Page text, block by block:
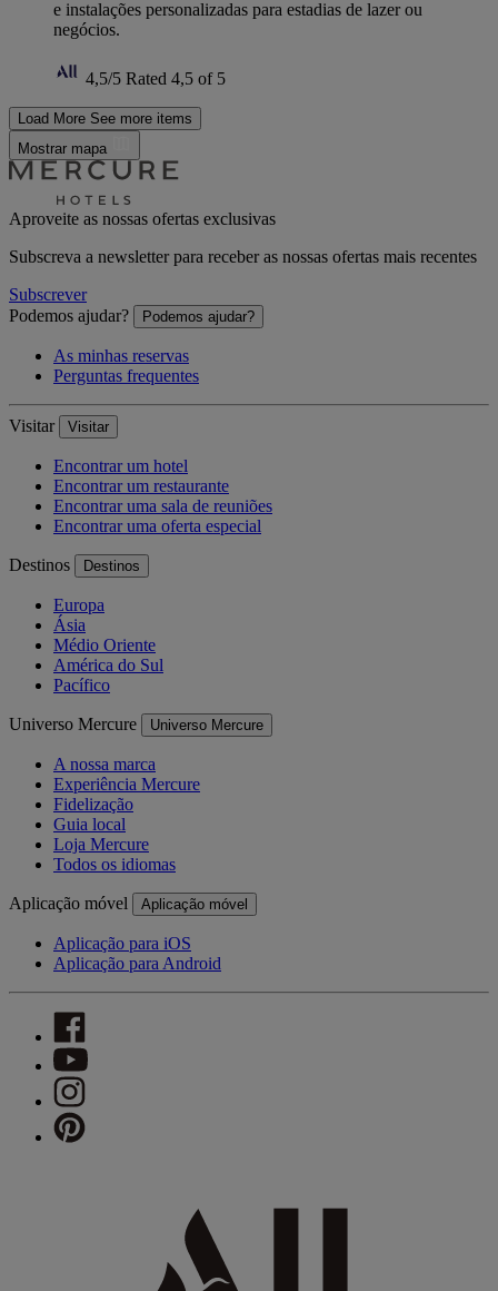
e instalações personalizadas para estadias de lazer ou
negócios.
4,5/5 Rated 4,5 of 5
Load More See more items
Mostrar mapa
Aproveite as nossas ofertas exclusivas
Subscreva a newsletter para receber as nossas ofertas mais recentes
Subscrever
Podemos ajudar?
Podemos ajudar?
As minhas reservas
Perguntas frequentes
Visitar Visitar
Encontrar um hotel
Encontrar um restaurante
Encontrar uma sala de reuniões
Encontrar uma oferta especial
Destinos Destinos
Europa
Ásia
Médio Oriente
América do Sul
Pacífico
Universo Mercure Universo Mercure
A nossa marca
Experiência Mercure
Fidelização
Guia local
Loja Mercure
Todos os idiomas
Aplicação móvel Aplicação móvel
Aplicação para iOS
Aplicação para Android